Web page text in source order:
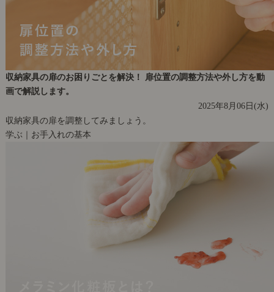
収納家具の扉のお困りごとを解決！ 扉位置の調整方法や外し方を動
画で解説します。
2025年8月06日(水)
収納家具の扉を調整してみましょう。
学ぶ｜お手入れの基本